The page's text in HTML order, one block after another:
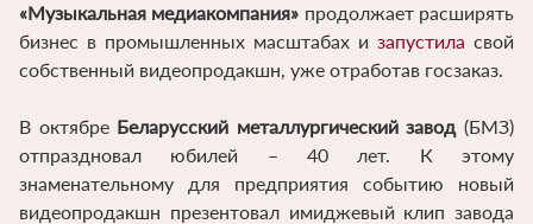
«Музыкальная медиакомпания» продолжает расширять
бизнес в промышленных масштабах и запустила свой
собственный видеопродакшн, уже отработав госзаказ.
В октябре Беларусский металлургический завод(БМЗ)
отпраздновал юбилей – 40 лет. К этому
знаменательному для предприятия событию новый
видеопродакшн презентовал имиджевый клип завода